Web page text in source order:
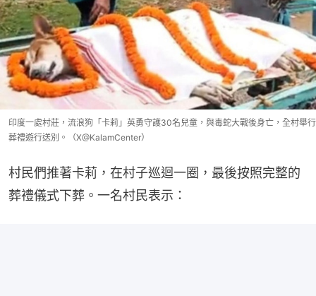
印度一處村莊，流浪狗「卡莉」英勇守護30名兒童，與毒蛇大戰後身亡，全村舉行
葬禮遊行送別。（X@KalamCenter）
村民們推著卡莉，在村子巡迴一圈，最後按照完整的
葬禮儀式下葬。一名村民表示：